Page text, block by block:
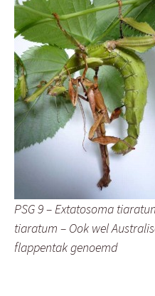
PSG 9 – Extatosoma
tiaratum – Ook wel
flappentak genoemd